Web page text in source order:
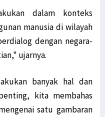
dalam konteks
manusia di wilayah
dengan negara-
ujarnya.
banyak hal dan
kita membahas
satu gambaran